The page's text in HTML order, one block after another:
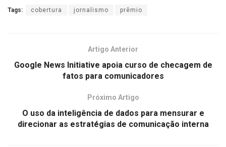
Tags: cobertura jornalismo prêmio
Artigo Anterior
Google News Initiative apoia curso de checagem de
fatos para comunicadores
Próximo Artigo
O uso da inteligência de dados para mensurar e
direcionar as estratégias de comunicação interna